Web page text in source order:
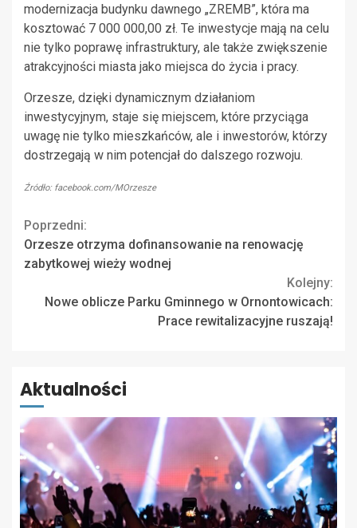
modernizacja budynku dawnego „ZREMB”, która ma
kosztować 7 000 000,00 zł. Te inwestycje mają na celu
nie tylko poprawę infrastruktury, ale także zwiększenie
atrakcyjności miasta jako miejsca do życia i pracy.
Orzesze, dzięki dynamicznym działaniom
inwestycyjnym, staje się miejscem, które przyciąga
uwagę nie tylko mieszkańców, ale i inwestorów, którzy
dostrzegają w nim potencjał do dalszego rozwoju.
Źródło: facebook.com/MOrzesze
Continue
Reading
Poprzedni:
Orzesze otrzyma dofinansowanie na renowację
zabytkowej wieży wodnej
Kolejny:
Nowe oblicze Parku Gminnego w Ornontowicach:
Prace rewitalizacyjne ruszają!
Aktualności